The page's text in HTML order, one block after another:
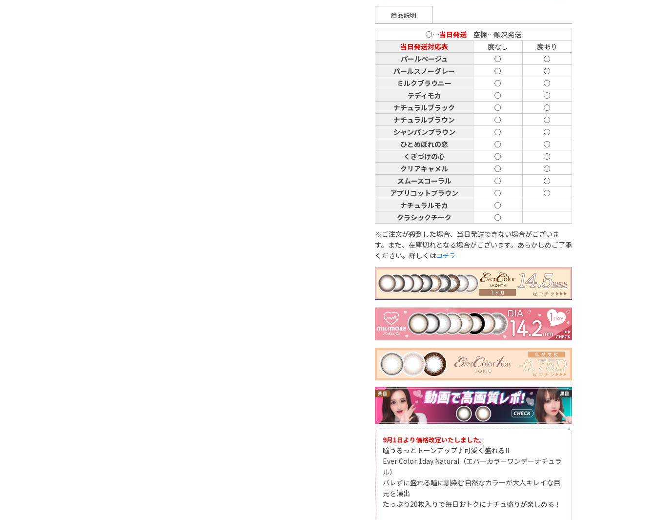
商品説明
○…当日発送 空欄…順次発送
当日発送対応表
度なし
度あり
パールベージュ
○
○
パールスノーグレー
○
○
ミルクブラウニー
○
○
テディモカ
○
○
ナチュラルブラック
○
○
ナチュラルブラウン
○
○
シャンパンブラウン
○
○
ひとめぼれの恋
○
○
くぎづけの心
○
○
クリアキャメル
○
○
スムースコーラル
○
○
アプリコットブラウン
○
○
ナチュラルモカ
○
クラシックチーク
○
※ご注文が殺到した場合、当日発送できない場合がございま
す。また、在庫切れとなる場合がございます。あらかじめご了承
ください。詳しくはコチラ
9月1日より価格改定いたしました。
瞳うるっとトーンアップ♪可愛く盛れる!!
Ever Color 1day Natural（エバーカラーワンデーナチュラ
ル）
バレずに盛れる瞳に馴染む自然なカラーが大人キレイな目
元を演出
たっぷり20枚入りで毎日おトクにナチュ盛りが楽しめる！